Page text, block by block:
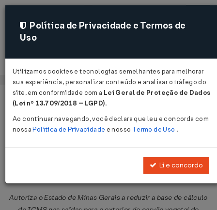
Acessar
Página Inicial Legislações
Convênio ICMS nº 83 de
Autoriza o Estado de Minas Gerais a reduzir a base de cálculo
Política de Privacidade e Termos de
Uso
Utilizamos cookies e tecnologias semelhantes para melhorar
sua experiência, personalizar conteúdo e analisar o tráfego do
site, em conformidade com a Lei Geral de Proteção de Dados
(Lei nº 13.709/2018 – LGPD).
Ao continuar navegando, você declara que leu e concorda com
nossaPolítica de Privacidade e nosso Termo de Uso .
Li e concordo